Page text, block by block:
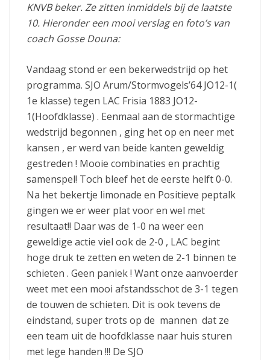
KNVB beker. Ze zitten inmiddels bij de laatste
10. Hieronder een mooi verslag en foto’s van
coach Gosse Douna:
Vandaag stond er een bekerwedstrijd op het
programma. SJO Arum/Stormvogels’64 JO12-1(
1e klasse) tegen LAC Frisia 1883 JO12-
1(Hoofdklasse) . Eenmaal aan de stormachtige
wedstrijd begonnen , ging het op en neer met
kansen , er werd van beide kanten geweldig
gestreden ! Mooie combinaties en prachtig
samenspel! Toch bleef het de eerste helft 0-0.
Na het bekertje limonade en Positieve peptalk
gingen we er weer plat voor en wel met
resultaat!! Daar was de 1-0 na weer een
geweldige actie viel ook de 2-0 , LAC begint
hoge druk te zetten en weten de 2-1 binnen te
schieten . Geen paniek ! Want onze aanvoerder
weet met een mooi afstandsschot de 3-1 tegen
de touwen de schieten. Dit is ook tevens de
eindstand, super trots op de mannen dat ze
een team uit de hoofdklasse naar huis sturen
met lege handen !!! De SJO